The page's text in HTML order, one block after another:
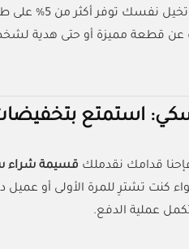
لك خصومات
عن قطعة مميزة أو حتى هدية
استمتع
فإحنا قدامك نقدملك قسيمة شراء
كنت تشترِ للمرة الأولى أو
عملية الدفع.